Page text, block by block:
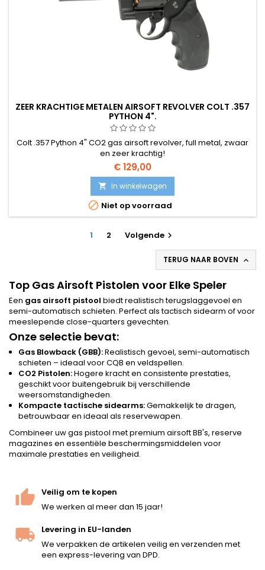
ZEER KRACHTIGE METALEN AIRSOFT REVOLVER COLT .357
PYTHON 4".
Colt .357 Python 4" CO2 gas airsoft revolver, full metal, zwaar
en zeer krachtig!
€ 129,00
 In winkelwagen
 Niet op voorraad
1 2 Volgende 
TERUG NAAR BOVEN 
Top Gas Airsoft Pistolen voor Elke Speler
Een gas airsoft pistool biedt realistisch terugslaggevoel en
semi-automatisch schieten. Perfect als tactisch sidearm of voor
meeslepende close-quarters gevechten.
Onze selectie bevat:
Gas Blowback (GBB):Realistisch gevoel, semi-automatisch
schieten – ideaal voor CQB en veldspellen.
CO2 Pistolen:Hogere kracht en consistente prestaties,
geschikt voor buitengebruik bij verschillende
weersomstandigheden.
Kompacte tactische sidearms:Gemakkelijk te dragen,
betrouwbaar en ideaal als reservewapen.
Combineer uw gas pistool met premium airsoft BB's, reserve
magazines en essentiële beschermingsmiddelen voor
maximale prestaties en veiligheid.
Veilig om te kopen
We werken al meer dan 15 jaar!
Levering in EU-landen
We verpakken de artikelen veilig en verzenden met
een express-levering van DPD.